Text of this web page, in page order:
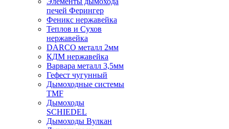
печей Ферингер
Феникс нержавейка
Теплов и Сухов
нержавейка
DARCO металл 2мм
КДМ нержавейка
Варвара металл 3,5мм
Гефест чугунный
Дымоходные системы
TMF
Дымоходы
SCHIEDEL
Дымоходы Вулкан